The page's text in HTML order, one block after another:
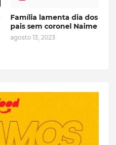
Família lamenta dia dos
pais sem coronel Naime
agosto 13, 2023